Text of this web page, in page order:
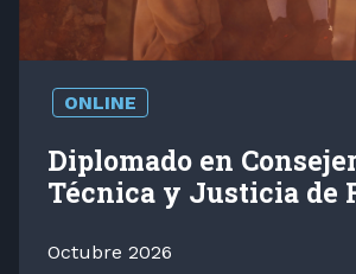
ONLINE
Diplomado en
Técnica y Justicia de
Octubre 2026